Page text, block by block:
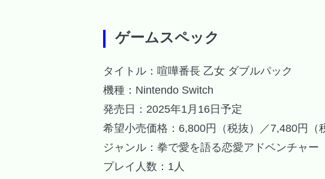
ゲームスペック
タイトル：喧嘩番長 乙女 ダブルパック
機種：Nintendo Switch
発売日：2025年1月16日予定
希望小売価格：6,800円（税抜）／7,480円
ジャンル：拳で愛を語る恋愛アドベンチャー
プレイ人数：1人